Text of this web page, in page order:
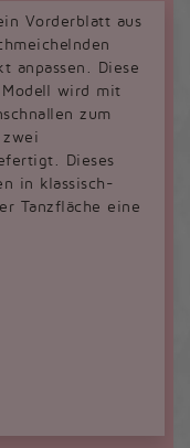
Vorderblatt aus
anpassen. Diese
wird mit
zum
Dieses
in klassisch-
Tanzfläche eine